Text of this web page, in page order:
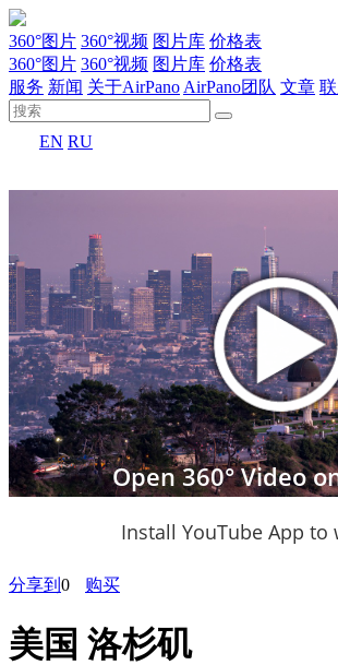
360°图片 360°视频 图片库 价格表
360°图片 360°视频 图片库 价格表
服务 新闻 关于AirPano AirPano团队 文章
EN RU
Open 360° Video
Install YouTube App to
分享到 0 购买
美国 洛杉矶